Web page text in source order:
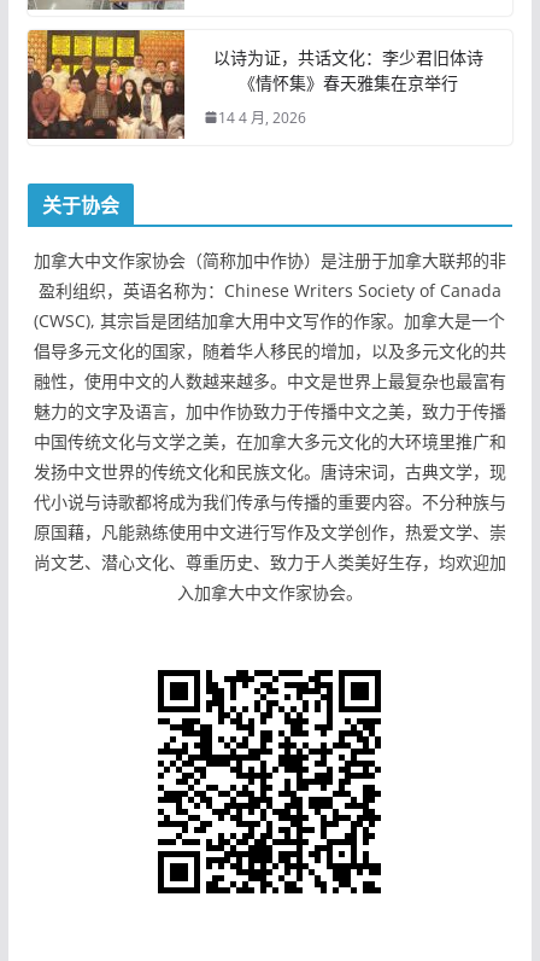
以诗为证，共话文化：李少君旧体诗
《情怀集》春天雅集在京举行
14 4 月, 2026
关于协会
加拿大中文作家协会（简称加中作协）是注册于加拿大联邦的非
盈利组织，英语名称为：Chinese Writers Society of Canada
(CWSC), 其宗旨是团结加拿大用中文写作的作家。加拿大是一个
倡导多元文化的国家，随着华人移民的增加，以及多元文化的共
融性，使用中文的人数越来越多。中文是世界上最复杂也最富有
魅力的文字及语言，加中作协致力于传播中文之美，致力于传播
中国传统文化与文学之美，在加拿大多元文化的大环境里推广和
发扬中文世界的传统文化和民族文化。唐诗宋词，古典文学，现
代小说与诗歌都将成为我们传承与传播的重要内容。不分种族与
原国藉，凡能熟练使用中文进行写作及文学创作，热爱文学、崇
尚文艺、潜心文化、尊重历史、致力于人类美好生存，均欢迎加
入加拿大中文作家协会。